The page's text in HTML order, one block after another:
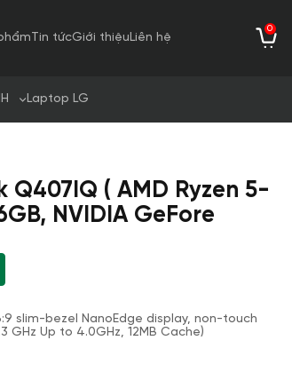
Tin tứcGiới thiệuLiên hệ
0
Laptop LG
Q407IQ ( AMD Ryzen 5-
NVIDIA GeFore
slim-bezel NanoEdge display, non-touch
GHz Up to 4.0GHz, 12MB Cache)